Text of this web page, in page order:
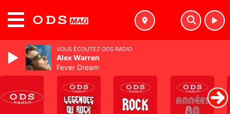
VOUS ÉCOUTEZ ODS RADIO
Alex Warren
Fever Dream